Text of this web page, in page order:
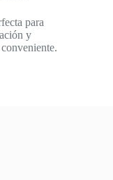
para
y